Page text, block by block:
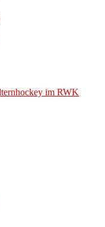
im RWK